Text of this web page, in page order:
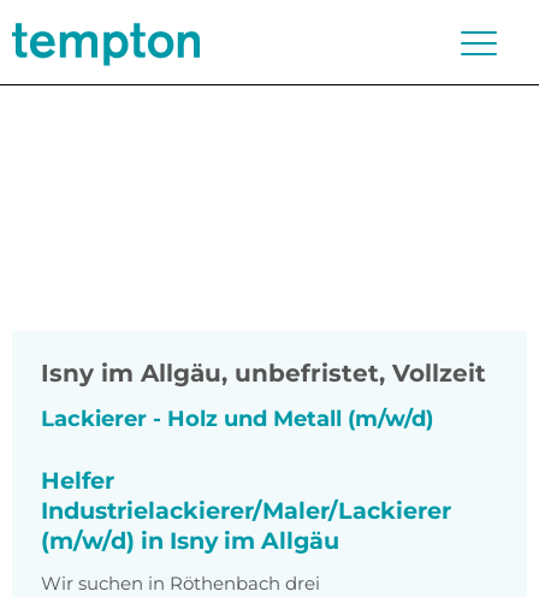
Isny im Allgäu, unbefristet, Vollzeit
Lackierer - Holz und Metall (m/w/d)
Helfer
Industrielackierer/Maler/Lackierer
(m/w/d) in Isny im Allgäu
Wir suchen in Röthenbach drei